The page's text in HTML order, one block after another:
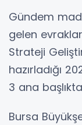
Gündem
gelen
Strateji
hazırladığı
3 ana
Bursa